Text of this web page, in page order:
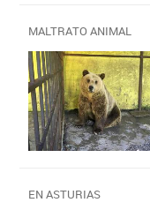
MALTRATO ANIMAL
EN ASTURIAS